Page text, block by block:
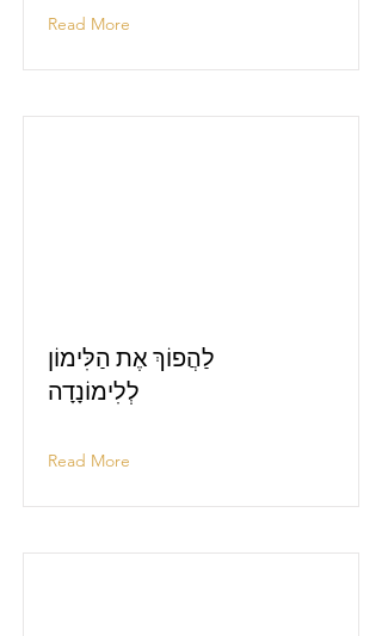
Read More
לַהֲפוֹךְ אֶת הַלִּימוֹן
לְלִימוֹנָדָה
Read More